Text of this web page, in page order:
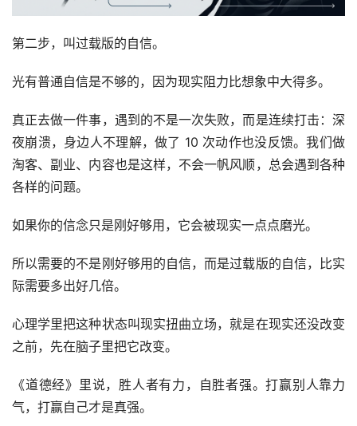
第二步，叫过载版的自信。
光有普通自信是不够的，因为现实阻力比想象中大得多。
真正去做一件事，遇到的不是一次失败，而是连续打击：深
夜崩溃，身边人不理解，做了 10 次动作也没反馈。我们做
淘客、副业、内容也是这样，不会一帆风顺，总会遇到各种
各样的问题。
如果你的信念只是刚好够用，它会被现实一点点磨光。
所以需要的不是刚好够用的自信，而是过载版的自信，比实
际需要多出好几倍。
心理学里把这种状态叫现实扭曲立场，就是在现实还没改变
之前，先在脑子里把它改变。
《道德经》里说，胜人者有力，自胜者强。打赢别人靠力
气，打赢自己才是真强。